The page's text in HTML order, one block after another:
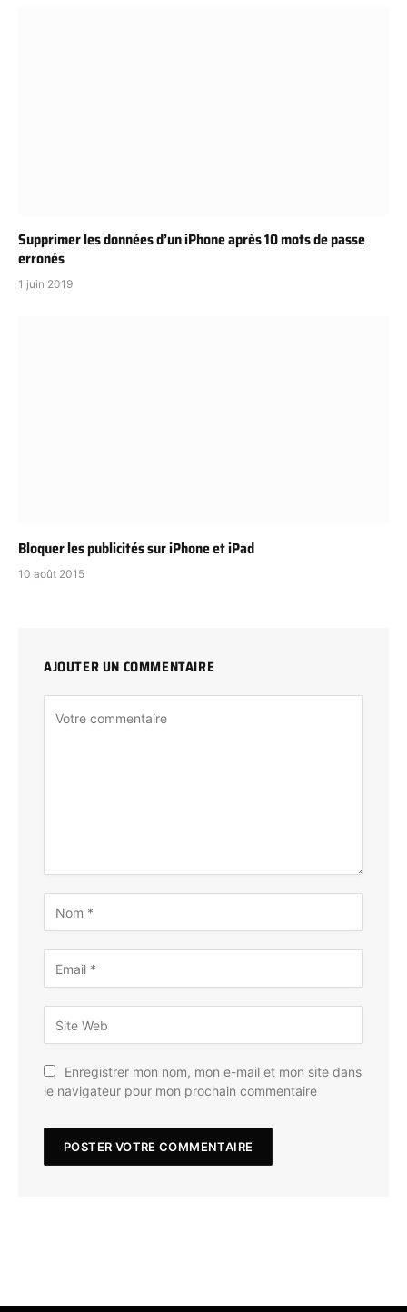
Supprimer les données d’un iPhone après 10 mots de passe
erronés
1 juin 2019
Bloquer les publicités sur iPhone et iPad
10 août 2015
AJOUTER UN COMMENTAIRE
Enregistrer mon nom, mon e-mail et mon site dans
le navigateur pour mon prochain commentaire